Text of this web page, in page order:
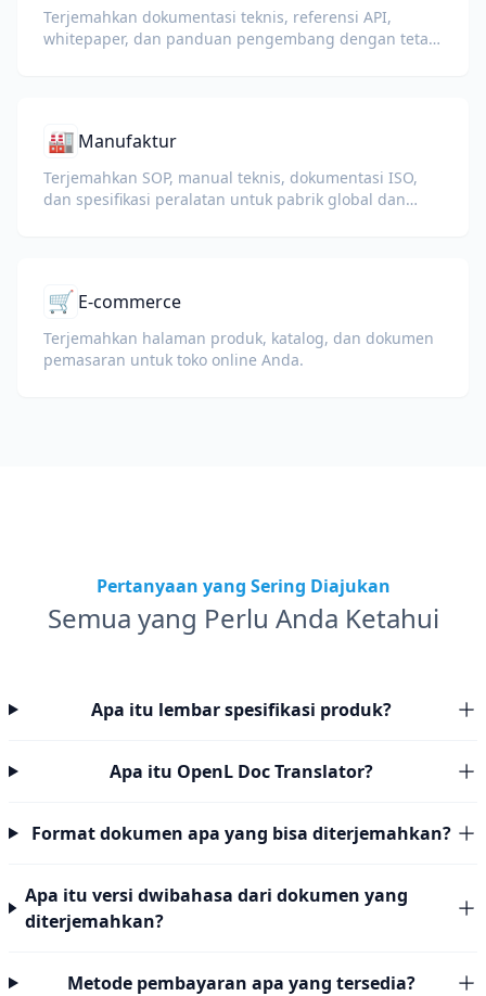
Terjemahkan dokumentasi teknis, referensi API,
whitepaper, dan panduan pengembang dengan tetap
🏭 Manufaktur
Terjemahkan SOP, manual teknis, dokumentasi ISO,
dan spesifikasi peralatan untuk pabrik global dan
🛒 E-commerce
Terjemahkan halaman produk, katalog, dan dokumen
pemasaran untuk toko online Anda.
Pertanyaan yang Sering Diajukan
Semua yang Perlu Anda Ketahui
Apa itu lembar spesifikasi produk?
Apa itu OpenL Doc Translator?
Format dokumen apa yang bisa diterjemahkan?
Apa itu versi dwibahasa dari dokumen yang
diterjemahkan?
Metode pembayaran apa yang tersedia?